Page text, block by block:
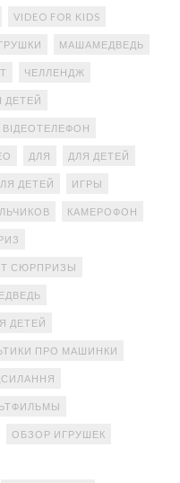
VIDEO FOR KIDS
МАШАМЕДВЕДЬ
ЧЕЛЛЕНДЖ
ДЕТЕЙ
ВІДЕОТЕЛЕФОН
ДЛЯ ДЛЯ ДЕТЕЙ
ДЕТЕЙ ИГРЫ
КАМЕРОФОН
СЮРПРИЗЫ
ДЕТЕЙ
ПРО МАШИНКИ
ОБЗОР ИГРУШЕК